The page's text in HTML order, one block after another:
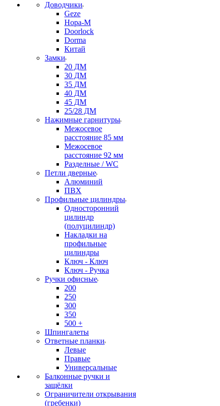
Доводчики
Geze
Нора-М
Doorlock
Dorma
Китай
Замки
20 ДМ
30 ДМ
35 ДМ
40 ДМ
45 ДМ
25/28 ДМ
Нажимные гарнитуры
Межосевое
расстояние 85 мм
Межосевое
расстояние 92 мм
Разделные / WC
Петли дверные
Алюминий
ПВХ
Профильные цилиндры
Односторонний
цилиндр
(полуцилиндр)
Накладки на
профильные
цилиндры
Ключ - Ключ
Ключ - Ручка
Ручки офисные
200
250
300
350
500 +
Шпингалеты
Ответные планки
Левые
Правые
Универсальные
Балконные ручки и
защёлки
Ограничители открывания
(гребенки)